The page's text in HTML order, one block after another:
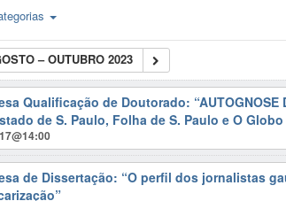
– OUTUBRO 2023
Qualificação de Doutorado:
de S. Paulo, Folha de S. Paulo e O Globo
de Dissertação: “O perfil dos jornalistas